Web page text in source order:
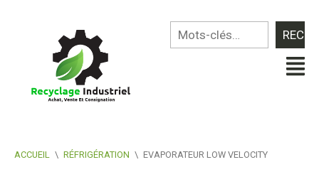
ACCUEIL \ RÉFRIGÉRATION \ EVAPORATEUR LOW VELOCITY